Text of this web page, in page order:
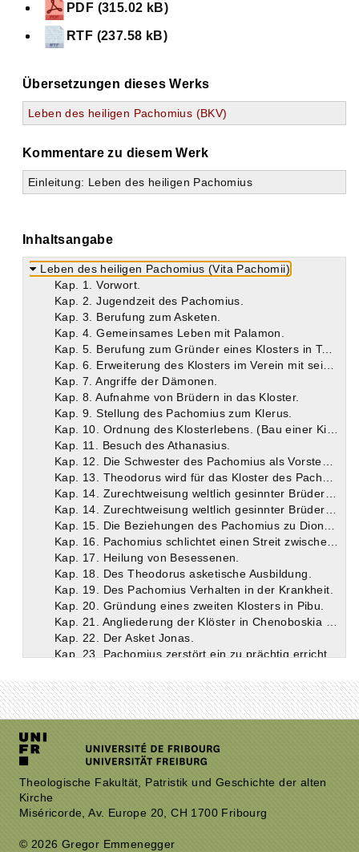
PDF (315.02 kB)
RTF (237.58 kB)
Übersetzungen dieses Werks
Leben des heiligen Pachomius (BKV)
Kommentare zu diesem Werk
Einleitung: Leben des heiligen Pachomius
Inhaltsangabe
Leben des heiligen Pachomius (Vita Pachomii)
Kap. 1. Vorwort.
Kap. 2. Jugendzeit des Pachomius.
Kap. 3. Berufung zum Asketen.
Kap. 4. Gemeinsames Leben mit Palamon.
Kap. 5. Berufung zum Gründer eines Klosters in Tabennesis.
Kap. 6. Erweiterung des Klosters im Verein mit seinem Bruder Johannes.
Kap. 7. Angriffe der Dämonen.
Kap. 8. Aufnahme von Brüdern in das Kloster.
Kap. 9. Stellung des Pachomius zum Klerus.
Kap. 10. Ordnung des Klosterlebens. (Bau einer Kirche.)
Kap. 11. Besuch des Athanasius.
Kap. 12. Die Schwester des Pachomius als Vorsteherin eines Frauenklosters.
Kap. 13. Theodorus wird für das Kloster des Pachomius gewonnen
Kap. 14. Zurechtweisung weltlich gesinnter Brüder und ihr Austritt
Kap. 14. Zurechtweisung weltlich gesinnter Brüder und ihr Austritt
Kap. 15. Die Beziehungen des Pachomius zu Dionysius. Heilung eines kranken Weibes.
Kap. 16. Pachomius schlichtet einen Streit zwischen einem Klostervorstand und einem von dessen Brüdern.
Kap. 17. Heilung von Besessenen.
Kap. 18. Des Theodorus asketische Ausbildung.
Kap. 19. Des Pachomius Verhalten in der Krankheit.
Kap. 20. Gründung eines zweiten Klosters in Pibu.
Kap. 21. Angliederung der Klöster in Chenoboskia und Muchonse.
Kap. 22. Der Asket Jonas.
Kap. 25. Pachomius weist ketzerische Mönche ab, die ihn zu einem Wunderzeichen herausfordern.
Kap. 26. Die Ausdauer des Pachomius im Wachen. Zurechtweisung des Kornelius.
Kap. 27. Das verständige Wesen des Theodorus gegenüber seinem Bruder Paphnutius und einem schwachen Mitbruder.
Kap. 30. Einer der Brüder kehrt in die Welt zurück.
Kap. 31. Pachomjus hat ein Gesicht über das Schicksal der Brüder. Er macht den Theodorus zum Verwalter in Tabennesis.
Theologische Fakultät, Patristik und Geschichte der alten
Kirche
Miséricorde, Av. Europe 20, CH 1700 Fribourg
© 2026 Gregor Emmenegger